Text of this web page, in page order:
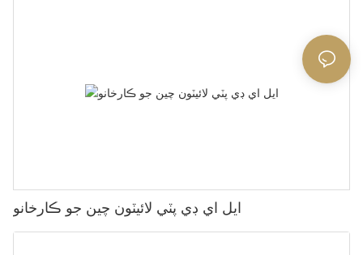
ايل اي ڊي پٽي لائيٽون چين جو ڪارخانو